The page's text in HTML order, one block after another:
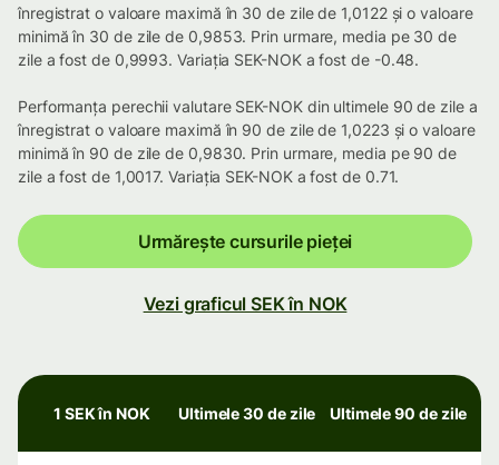
înregistrat o valoare maximă în 30 de zile de 1,0122 și o valoare
minimă în 30 de zile de 0,9853. Prin urmare, media pe 30 de
zile a fost de 0,9993. Variația SEK-NOK a fost de -0.48.
Performanța perechii valutare SEK-NOK din ultimele 90 de zile a
înregistrat o valoare maximă în 90 de zile de 1,0223 și o valoare
minimă în 90 de zile de 0,9830. Prin urmare, media pe 90 de
zile a fost de 1,0017. Variația SEK-NOK a fost de 0.71.
Urmărește cursurile pieței
Vezi graficul SEK în NOK
1 SEK în NOK Ultimele 30 de zile Ultimele 90 de zile